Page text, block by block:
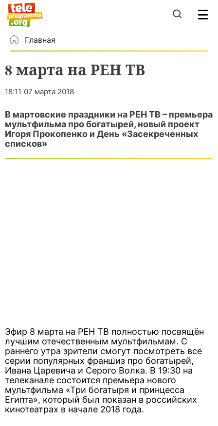
Главная
8 марта на РЕН ТВ
18:11 07 марта 2018
В мартовские праздники на РЕН ТВ – премьера
мультфильма про богатырей, новый проект
Игоря Прокопенко и День «Засекреченных
списков»
Эфир 8 марта на РЕН ТВ полностью посвящён
лучшим отечественным мультфильмам. С
раннего утра зрители смогут посмотреть все
серии популярных франшиз про богатырей,
Ивана Царевича и Серого Волка. В 19:30 на
телеканале состоится премьера нового
мультфильма «Три богатыря и принцесса
Египта», который был показан в российских
кинотеатрах в начале 2018 года.